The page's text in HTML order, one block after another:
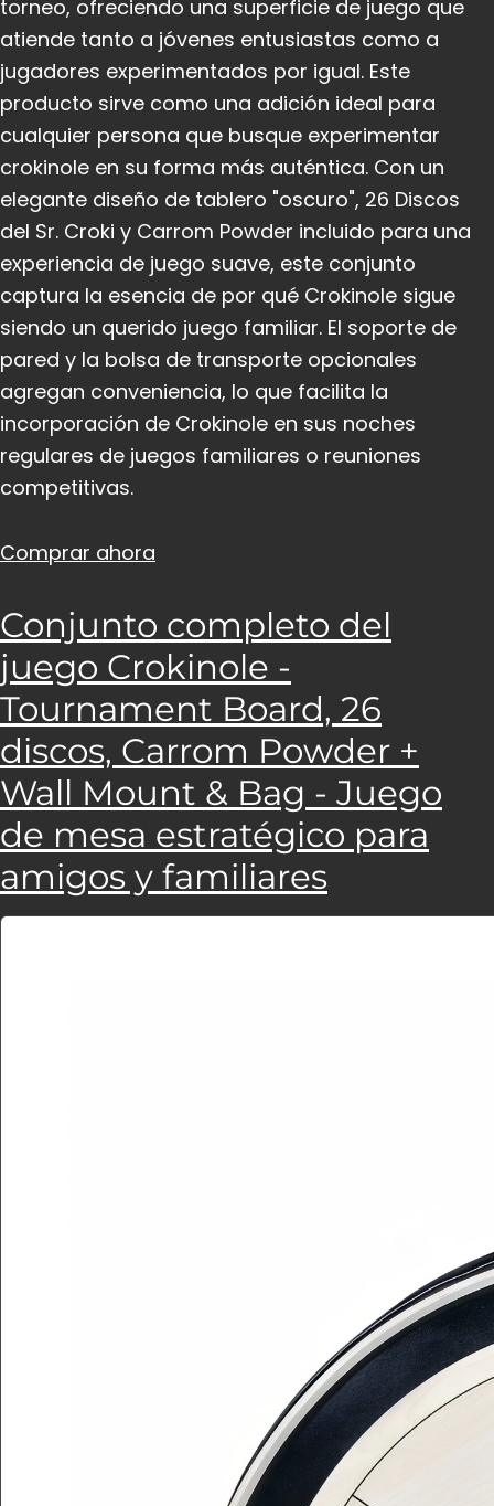
torneo, ofreciendo una superficie de juego que
atiende tanto a jóvenes entusiastas como a
jugadores experimentados por igual. Este
producto sirve como una adición ideal para
cualquier persona que busque experimentar
crokinole en su forma más auténtica. Con un
elegante diseño de tablero "oscuro", 26 Discos
del Sr. Croki y Carrom Powder incluido para una
experiencia de juego suave, este conjunto
captura la esencia de por qué Crokinole sigue
siendo un querido juego familiar. El soporte de
pared y la bolsa de transporte opcionales
agregan conveniencia, lo que facilita la
incorporación de Crokinole en sus noches
regulares de juegos familiares o reuniones
competitivas.
Comprar ahora
Conjunto completo del
juego Crokinole -
Tournament Board, 26
discos, Carrom Powder +
Wall Mount & Bag - Juego
de mesa estratégico para
amigos y familiares